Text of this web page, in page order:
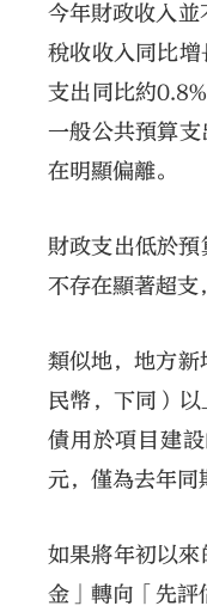
今年財政收入並
稅收收入同比
支出同比約
一般公共預算
在明顯偏離。
財政支出低於
不存在顯著超支
類似地，地方
民幣，下同）
債用於項目建
元，僅為去年同
如果將年初以
金」轉向「先評